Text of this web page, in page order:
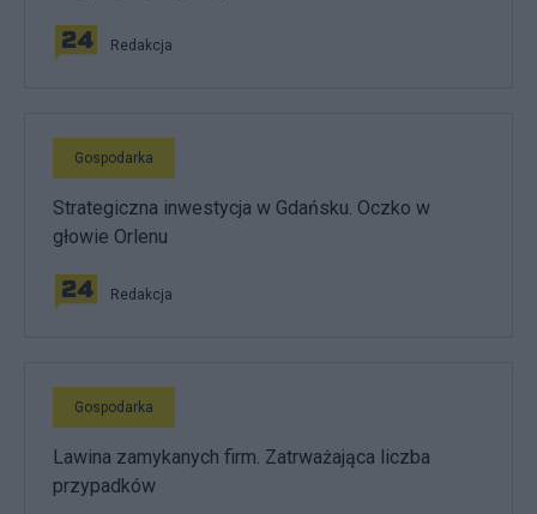
Redakcja
Gospodarka
Strategiczna inwestycja w Gdańsku. Oczko w
głowie Orlenu
Redakcja
Gospodarka
Lawina zamykanych firm. Zatrważająca liczba
przypadków